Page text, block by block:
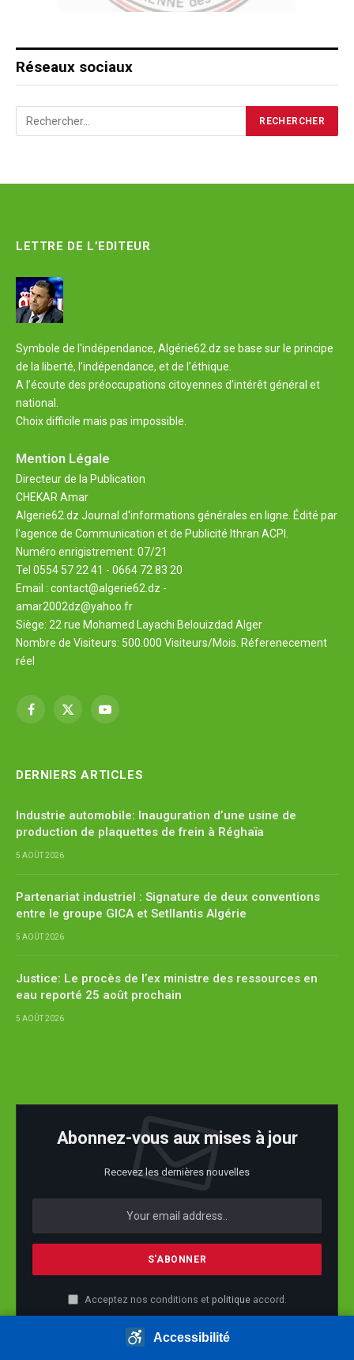
Réseaux sociaux
LETTRE DE L’EDITEUR
Symbole de l'indépendance, Algérie62.dz se base sur le principe
de la liberté, l’indépendance, et de l’éthique.
A l’écoute des préoccupations citoyennes d’intérêt général et
national.
Choix difficile mais pas impossible.
Mention Légale
Directeur de la Publication
CHEKAR Amar
Algerie62.dz Journal d'informations générales en ligne. Édité par
l'agence de Communication et de Publicité Ithran ACPI.
Numéro enrigistrement: 07/21
Tel 0554 57 22 41 - 0664 72 83 20
Email : contact@algerie62.dz -
amar2002dz@yahoo.fr
Siège: 22 rue Mohamed Layachi Belouizdad Alger
Nombre de Visiteurs: 500.000 Visiteurs/Mois. Réferenecement
réel
Facebook
X
YouTube
DERNIERS ARTICLES
Industrie automobile: Inauguration d’une usine de
production de plaquettes de frein à Réghaïa
5 AOÛT 2026
Partenariat industriel : Signature de deux conventions
entre le groupe GICA et Setllantis Algérie
5 AOÛT 2026
Justice: Le procès de l’ex ministre des ressources en
eau reporté 25 août prochain
5 AOÛT 2026
Abonnez-vous aux mises à jour
Recevez les dernières nouvelles
Acceptez nos conditions et politiqueaccord.
Accessibilité